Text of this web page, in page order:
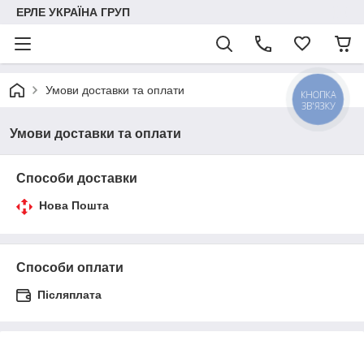
ЕРЛЕ УКРАЇНА ГРУП
Умови доставки та оплати
Умови доставки та оплати
Способи доставки
Нова Пошта
Способи оплати
Післяплата
КНОПКА
ЗВ'ЯЗКУ